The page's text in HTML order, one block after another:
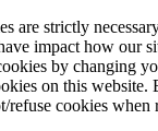
are strictly
impact how our
by changing
on this website.
refuse cookies when